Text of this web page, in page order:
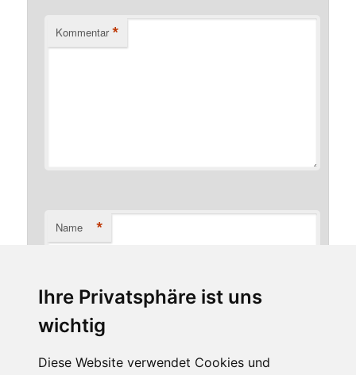
Ihre Privatsphäre ist uns
wichtig
Diese Website verwendet Cookies und
Kommentar *
Name *
E-Mail-Adresse *